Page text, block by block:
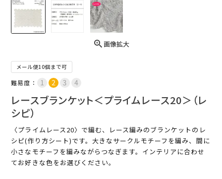
画像拡大
メール便10個まで可
難易度：
レースブランケット＜プライムレース20＞（レ
シピ）
〈プライムレース20〉で編む、レース編みのブランケットのレ
シピ(作り方シート)です。大きなサークルモチーフを編み、間に
小さなモチーフを編みながらつなぎます。インテリアに合わせ
てお好きな色をお選びください。